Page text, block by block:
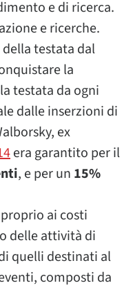
e di ricerca.
e ricerche.
testata dal
la
testata da ogni
dalle inserzioni di
ex
era garantito per il
, e per un 15%
ai costi
delle attività di
quelli destinati al
composti da